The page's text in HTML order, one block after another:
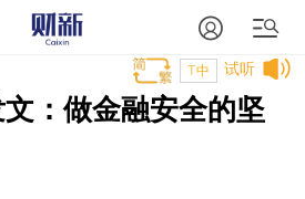
试听
T中
：做金融安全的坚